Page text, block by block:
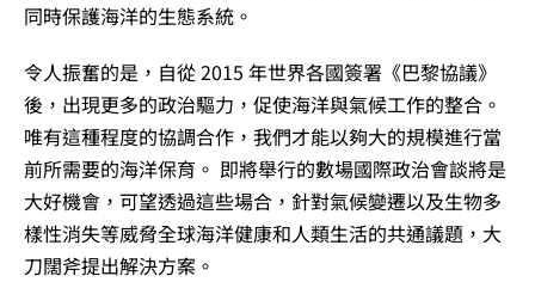
同時保護海洋的生態系統。
令人振奮的是，自從 2015 年世界各國簽署《巴黎協議》
後，出現更多的政治驅力，促使海洋與氣候工作的整合。
唯有這種程度的協調合作，我們才能以夠大的規模進行當
前所需要的海洋保育。 即將舉行的數場國際政治會談將是
大好機會，可望透過這些場合，針對氣候變遷以及生物多
樣性消失等威脅全球海洋健康和人類生活的共通議題，大
刀闊斧提出解決方案。